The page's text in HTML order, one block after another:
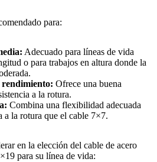
para:
Adecuado para líneas de vida
o para trabajos en altura donde la
Ofrece una buena
a la rotura.
Combina una flexibilidad adecuada
a la rotura que el cable 7×7.
en la elección del cable de acero
para su línea de vida: